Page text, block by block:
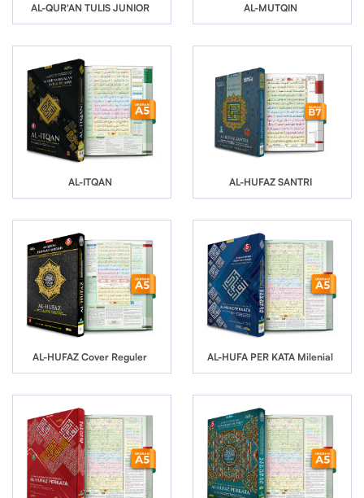
AL-QUR'AN TULIS JUNIOR AL-MUTQIN
AL-ITQAN AL-HUFAZ SANTRI
AL-HUFAZ Cover Reguler AL-HUFA PER KATA Milenial